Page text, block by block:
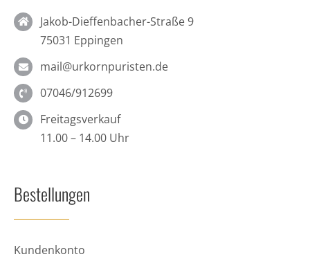
Jakob-Dieffenbacher-Straße 9
75031 Eppingen
mail@urkornpuristen.de
07046/912699
Freitagsverkauf
11.00 – 14.00 Uhr
Bestellungen
Kundenkonto